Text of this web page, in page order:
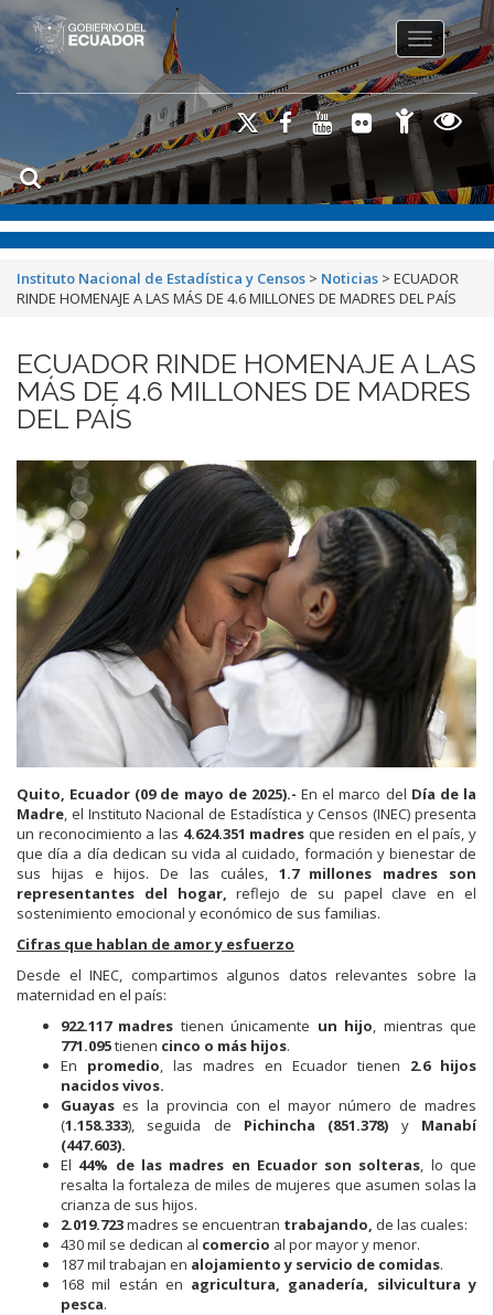
Toggle
Instituto Nacional de Estadística y Censos > Noticias > ECUADOR
RINDE HOMENAJE A LAS MÁS DE 4.6 MILLONES DE MADRES DEL PAÍS
ECUADOR RINDE HOMENAJE A LAS
MÁS DE 4.6 MILLONES DE MADRES
DEL PAÍS
Quito, Ecuador (09 de mayo de 2025).-En el marco del Día de la
Madre , el Instituto Nacional de Estadística y Censos (INEC) presenta
un reconocimiento a las 4.624.351 madres que residen en el país, y
que día a día dedican su vida al cuidado, formación y bienestar de
sus hijas e hijos. De las cuáles, 1.7 millones madres son
representantes del hogar,
reflejo de su papel clave en el
sostenimiento emocional y económico de sus familias.
Cifras que hablan de amor y esfuerzo
Desde el INEC, compartimos algunos datos relevantes sobre la
maternidad en el país:
922.117 madres tienen únicamente un hijo , mientras que
771.095tienen cinco o más hijos.
En promedio , las madres en Ecuador tienen 2.6 hijos
nacidos vivos.
Guayas es la provincia con el mayor número de madres
(1.158.333), seguida de Pichincha (851.378) y Manabí
(447.603).
El 44% de las madres en Ecuador son solteras , lo que
resalta la fortaleza de miles de mujeres que asumen solas la
crianza de sus hijos.
2.019.723madres se encuentran trabajando, de las cuales:
430 mil se dedican al comercio al por mayor y menor.
187 mil trabajan en alojamiento y servicio de comidas.
168 mil están en agricultura, ganadería, silvicultura y
pesca.